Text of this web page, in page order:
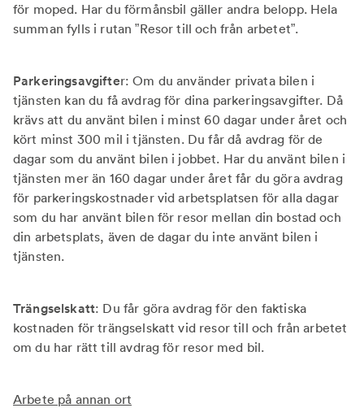
för moped. Har du förmånsbil gäller andra belopp. Hela
summan fylls i rutan ”Resor till och från arbetet”.
Parkeringsavgifter: Om du använder privata bilen i
tjänsten kan du få avdrag för dina parkeringsavgifter. Då
krävs att du använt bilen i minst 60 dagar under året och
kört minst 300 mil i tjänsten. Du får då avdrag för de
dagar som du använt bilen i jobbet. Har du använt bilen i
tjänsten mer än 160 dagar under året får du göra avdrag
för parkeringskostnader vid arbetsplatsen för alla dagar
som du har använt bilen för resor mellan din bostad och
din arbetsplats, även de dagar du inte använt bilen i
tjänsten.
Trängselskatt: Du får göra avdrag för den faktiska
kostnaden för trängselskatt vid resor till och från arbetet
om du har rätt till avdrag för resor med bil.
Arbete på annan ort